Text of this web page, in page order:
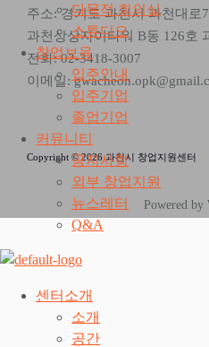
다목적 회의실
스튜디오
창업보육
입주안내
입주기업
졸업기업
커뮤니티
공지사항
외부 창업지원
뉴스레터
Q&A
센터소개
소개
공간
주소: 경기도 과천시 과천대로
과천상상자이타워 B동 126호
전화: 02-3418-3007
이메일:
Copyright © 2026 과천시 창업지원센터
Powered by